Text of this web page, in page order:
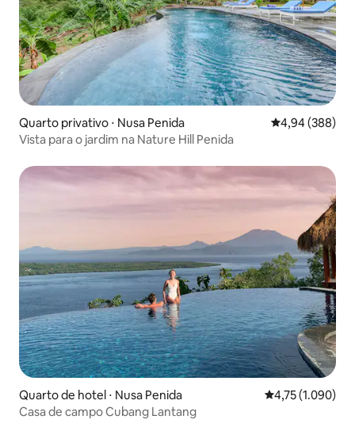
Quarto privativo ⋅ Nusa Penida 4,94 de uma
4,94 (388)
Vista para o jardim na Nature Hill Penida
Quarto de hotel ⋅ Nusa Penida 4,75 de uma
4,75 (1.090)
Casa de campo Cubang Lantang